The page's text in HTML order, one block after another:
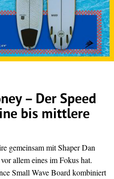
– Der Speed
bis mittlere
gemeinsam mit Shaper Dan
allem eines im Fokus hat.
Small Wave Board kombiniert